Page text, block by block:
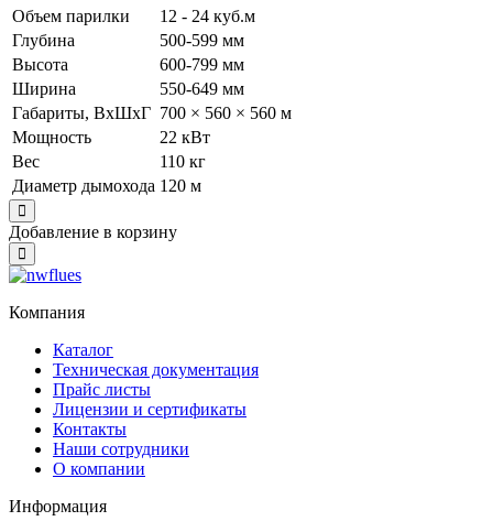
Объем парилки
12 - 24 куб.м
Глубина
500-599 мм
Высота
600-799 мм
Ширина
550-649 мм
Габариты, ВхШхГ 700 × 560 × 560 м
Мощность
22 кВт
Вес
110 кг
Диаметр дымохода 120 м
Добавление в корзину
Компания
Каталог
Техническая документация
Прайс листы
Лицензии и сертификаты
Контакты
Наши сотрудники
О компании
Информация